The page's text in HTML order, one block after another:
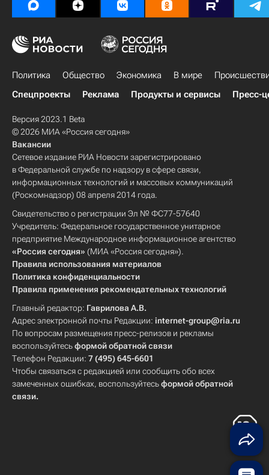
Политика Общество Экономика В мире
Спецпроекты
Реклама Продукты и сервисы Пресс-
Версия 2023.1 Beta
© 2026 МИА «Россия сегодня»
Вакансии
Сетевое издание РИА Новости зарегистрировано
в Федеральной службе по надзору в сфере связи,
информационных технологий и массовых коммуникаций
(Роскомнадзор) 08 апреля 2014 года.
Свидетельство о регистрации Эл № ФС77-57640
Учредитель: Федеральное государственное унитарное
предприятие Международное информационное агентство
«Россия сегодня» (МИА «Россия сегодня»).
Правила использования материалов
Политика конфиденциальности
Правила применения рекомендательных технологий
Главный редактор: Гаврилова А.В.
Адрес электронной почты Редакции: internet-group@ria.ru
По вопросам размещения пресс-релизов и рекламы
воспользуйтесьформой обратной связи
Телефон Редакции: 7 (495) 645-6601
Чтобы связаться с редакцией или сообщить обо всех
замеченных ошибках, воспользуйтесьформой обратной
связи.